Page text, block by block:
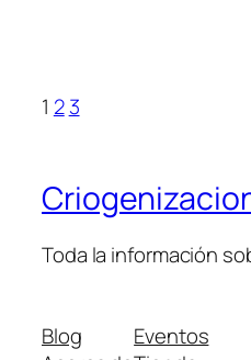
1 2 3
Toda la información
Blog
Eventos